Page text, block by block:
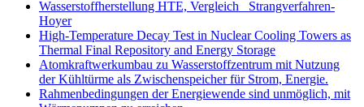
Wasserstoffherstellung HTE, Vergleich Strangverfahren-
Hoyer
High-Temperature Decay Test in Nuclear Cooling Towers as
Thermal Final Repository and Energy Storage
Atomkraftwerkumbau zu Wasserstoffzentrum mit Nutzung
der Kühltürme als Zwischenspeicher für Strom, Energie.
Rahmenbedingungen der Energiewende sind unmöglich, mit